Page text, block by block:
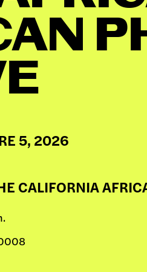
5, 2026
CALIFORNIA